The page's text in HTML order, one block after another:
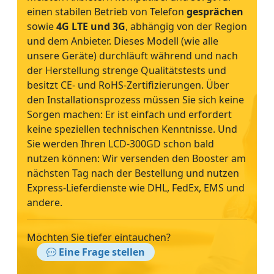
einen stabilen Betrieb von Telefon gesprächen
sowie4G LTE und 3G, abhängig von der Region
und dem Anbieter. Dieses Modell (wie alle
unsere Geräte) durchläuft während und nach
der Herstellung strenge Qualitätstests und
besitzt CE- und RoHS-Zertifizierungen. Über
den Installationsprozess müssen Sie sich keine
Sorgen machen: Er ist einfach und erfordert
keine speziellen technischen Kenntnisse. Und
Sie werden Ihren LCD-300GD schon bald
nutzen können: Wir versenden den Booster am
nächsten Tag nach der Bestellung und nutzen
Express-Lieferdienste wie DHL, FedEx, EMS und
andere.
Möchten Sie tiefer eintauchen?
Eine Frage stellen